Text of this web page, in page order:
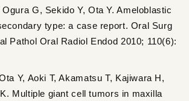
G, Sekido Y, Ota Y. Ameloblastic
type: a case report. Oral Surg
Pathol Oral Radiol Endod 2010; 110(6):
Y, Aoki T, Akamatsu T, Kajiwara H,
Multiple giant cell tumors in maxilla